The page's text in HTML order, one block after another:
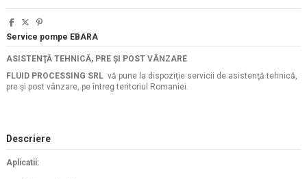
Service pompe EBARA
ASISTENŢĂ TEHNICĂ, PRE ŞI POST VÂNZARE
FLUID PROCESSING SRL vă pune la dispoziţie servicii de asistenţă tehnică,
pre şi post vânzare, pe întreg teritoriul Romaniei.
Descriere
Aplicatii: